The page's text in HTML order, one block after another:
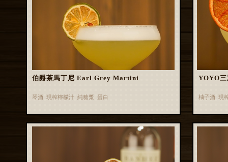
伯爵茶馬丁尼 Earl Grey Martini
琴酒 現榨檸檬汁 純糖漿 蛋白
YOYO
柚子酒 現